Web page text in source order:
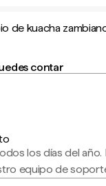
de kuacha
contar
los días del año.
equipo de